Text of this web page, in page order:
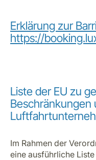
Erklärung zur
https://
Liste der EU zu
Beschränkungen
Im Rahmen der
eine ausführliche